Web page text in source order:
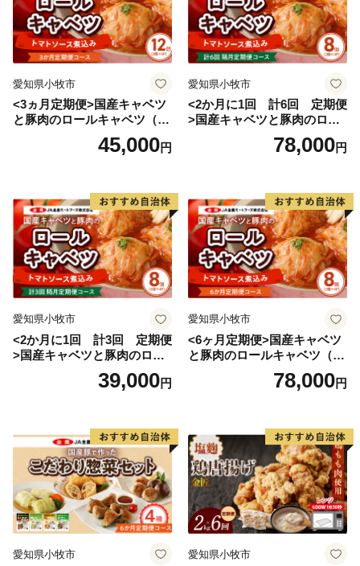
愛知県小牧市
<3ヵ月定期便>国産キャベツ
と豚肉のロールキャベツ（6P
45,000円
愛知県小牧市
<2か月に1回 計6回 定期便
>国産キャベツと豚肉のロー
ルキャベツ（4P入り）
78,000円
愛知県小牧市
<2か月に1回 計3回 定期便
>国産キャベツと豚肉のロー
ルキャベツ（4P入り）
39,000円
愛知県小牧市
<6ヶ月定期便>国産キャベツ
と豚肉のロールキャベツ（4P
78,000円
愛知県小牧市 愛知県小牧市